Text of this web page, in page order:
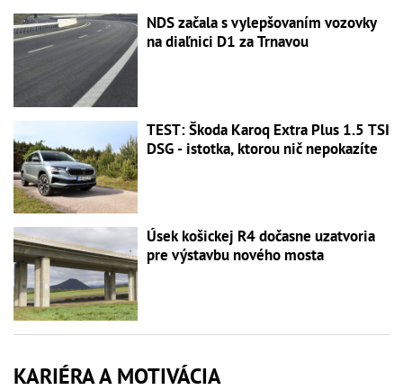
NDS začala s vylepšovaním vozovky
na diaľnici D1 za Trnavou
TEST: Škoda Karoq Extra Plus 1.5 TSI
DSG - istotka, ktorou nič nepokazíte
Úsek košickej R4 dočasne uzatvoria
pre výstavbu nového mosta
KARIÉRA A MOTIVÁCIA